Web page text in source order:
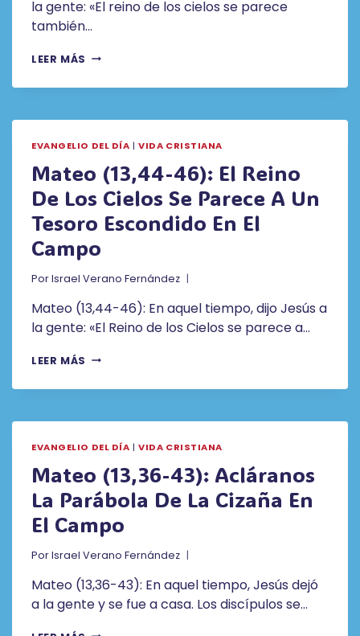
la gente: «El reino de los cielos se parece
también…
LEER MÁS MATEO
53):
PADRE
FAMILIA
QUE
VA
SACANDO
DEL
ARCA
NUEVO
LO
ANTIGUO
EVANGELIO DEL DÍA |VIDA CRISTIANA
Mateo (13,44-46): El Reino
De Los Cielos Se Parece A Un
Tesoro Escondido En El
Campo
PorIsrael Verano Fernández
Mateo (13,44-46): En aquel tiempo, dijo Jesús a
la gente: «El Reino de los Cielos se parece a…
LEER MÁS MATEO
46):
REINO
LOS
CIELOS
SE
PARECE
A
UN
TESORO
ESCONDIDO
EL
CAMPO
EVANGELIO DEL DÍA |VIDA CRISTIANA
Mateo (13,36-43): Acláranos
La Parábola De La Cizaña En
El Campo
PorIsrael Verano Fernández
Mateo (13,36-43): En aquel tiempo, Jesús dejó
a la gente y se fue a casa. Los discípulos se…